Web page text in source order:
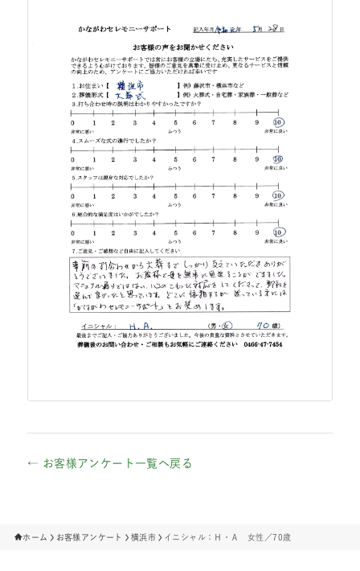
← お客様アンケート一覧へ戻る
ホーム お客様アンケート 横浜市 イニシャル：Ｈ・Ａ 女性／70歳